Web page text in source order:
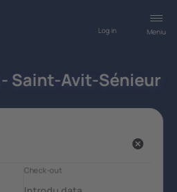
Meniu
Log in
Saint-Avit-Sénieur